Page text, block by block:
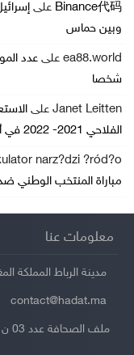
Binance代码 على
وبين حماس
ea88.world على
شخصا
Janet Leitten على
الفلاحي 2021- 2022 في أفضل الظروف
narz?dzi ?ród?o
مباراة المنتخب الوطني
معلومات عنا
مدينة الرباط المملكة
ملف الصحافة عدد 03 ن د 2020